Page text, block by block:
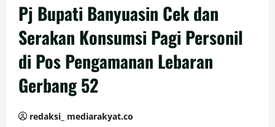
Pj Bupati Banyuasin Cek dan
Serakan Konsumsi Pagi Personil
di Pos Pengamanan Lebaran
Gerbang 52
redaksi_ mediarakyat.co